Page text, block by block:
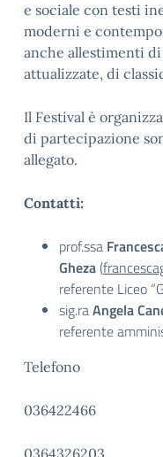
e sociale con testi
moderni e
anche allestimenti
attualizzate, di
Il Festival è
di partecipazione
allegato.
Contatti:
prof.ssa
Gheza (
referente Liceo
sig.raAngela
referente
Telefono
036422466
0364326203